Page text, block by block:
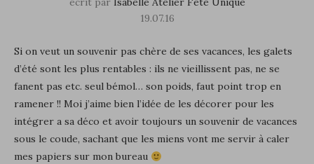
19.07.16
Si on veut un souvenir pas chère de ses vacances, les galets
d’été sont les plus rentables : ils ne vieillissent pas, ne se
fanent pas etc. seul bémol… son poids, faut point trop en
ramener !! Moi j’aime bien l’idée de les décorer pour les
intégrer a sa déco et avoir toujours un souvenir de vacances
sous le coude, sachant que les miens vont me servir à caler
mes papiers sur mon bureau